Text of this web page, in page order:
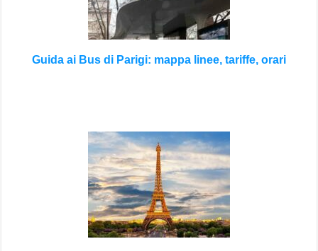
Guida ai Bus di Parigi: mappa linee, tariffe, orari